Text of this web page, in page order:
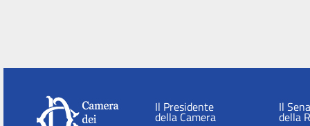
Il Presidente
della Camera
Il
della